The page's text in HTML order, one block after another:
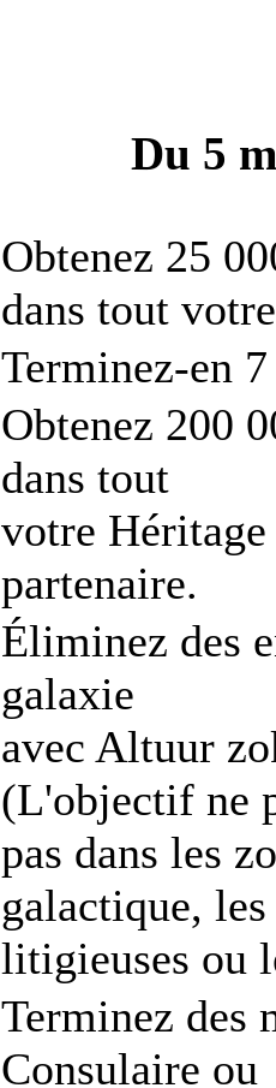
Du 5
Obtenez 25
dans tout
Terminez-en
Obtenez 200
dans tout
votre
partenaire.
Éliminez des
galaxie
avec Altuur
(L'objectif ne
pas dans les
galactique, les
litigieuses ou
Terminez des
Consulaire ou